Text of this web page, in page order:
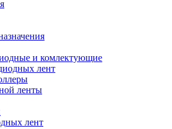
и комлектующие
лент
ленты
лент